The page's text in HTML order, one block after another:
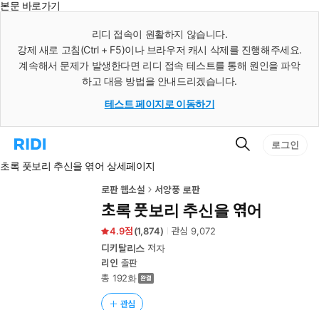
본문 바로가기
리디 접속이 원활하지 않습니다.
강제 새로 고침(Ctrl + F5)이나 브라우저 캐시 삭제를 진행해주세요.
계속해서 문제가 발생한다면 리디 접속 테스트를 통해 원인을 파악
하고 대응 방법을 안내드리겠습니다.
테스트 페이지로 이동하기
리
홈
검
로그인
초록 풋보리 추신을 엮어 상세페이지
로판 웹소설 서양풍 로판
초록 풋보리 추신을 엮어
4.9 (1,874) 관심 9,072
디키탈리스 저자
리인 출판
총 192화
관심